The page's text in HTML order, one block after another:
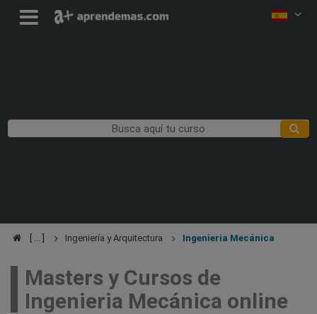
Ingeniería y Arquitectura Ingenieria Mecánica
Masters y Cursos de
Ingenieria Mecánica online